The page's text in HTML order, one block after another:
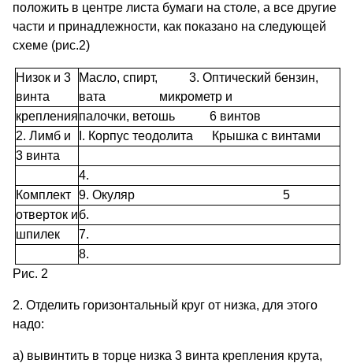
положить в центре листа бумаги на столе, а все другие
части и принадлежности, как показано на следующей
схеме (рис.2)
Низок и 3
винта
Масло, спирт, 3. Оптический бензин,
вата микрометр и
крепленияпалочки, ветошь 6 винтов
2. Лимб и
I. Корпус теодолита Крышка с винтами
3 винта
4.
Комплект
9. Окуляр 5
отверток иб.
шпилек
7.
8.
Рис. 2
2. Отделить горизонтальный круг от низка, для этого
надо:
а) вывинтить в торце низка 3 винта крепления крута,